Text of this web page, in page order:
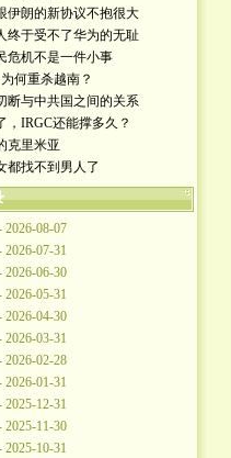
伊朗的新协议不抱很大
终于受不了华为的无耻
危机不是一件小事
何重杀越南？
断与中共国之间的关系
，IRGC还能撑多久？
克里米亚
都找不到男人了
2026-08-07
2026-07-31
2026-06-30
2026-05-31
2026-04-30
2026-03-31
2026-02-28
2026-01-31
2025-12-31
2025-11-30
2025-10-31